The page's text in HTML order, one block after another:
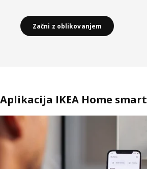
Začni z oblikovanjem
Aplikacija IKEA Home smart